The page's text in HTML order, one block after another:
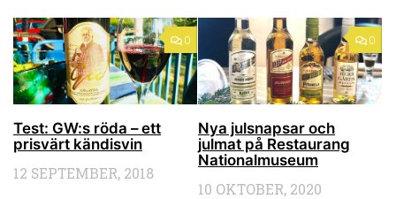
0
Test: GW:s röda – ett
prisvärt kändisvin
12 SEPTEMBER, 2018
0
Nya julsnapsar och
julmat på Restaurang
Nationalmuseum
10 OKTOBER, 2020